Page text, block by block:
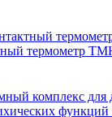
термометр